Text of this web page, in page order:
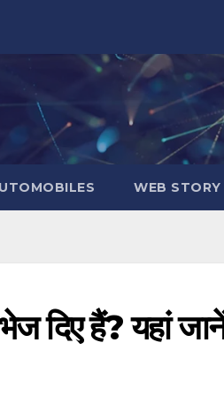
WEB STORY
दिए हैं? यहां